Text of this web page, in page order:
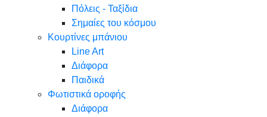
Πόλεις - Ταξίδια
Σημαίες του κόσμου
Κουρτίνες μπάνιου
Line Art
Διάφορα
Παιδικά
Φωτιστικά οροφής
Διάφορα